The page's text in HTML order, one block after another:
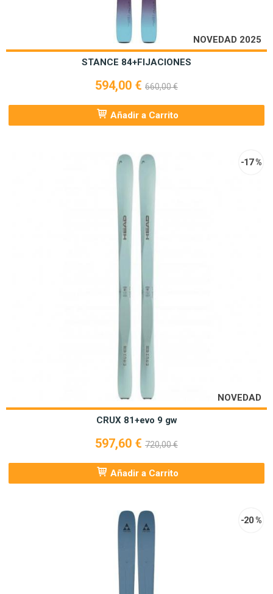
NOVEDAD 2025
STANCE 84+FIJACIONES
594,00 € 660,00 €
Añadir a Carrito
NOVEDAD
-17 %
CRUX 81+evo 9 gw
597,60 € 720,00 €
Añadir a Carrito
-20 %